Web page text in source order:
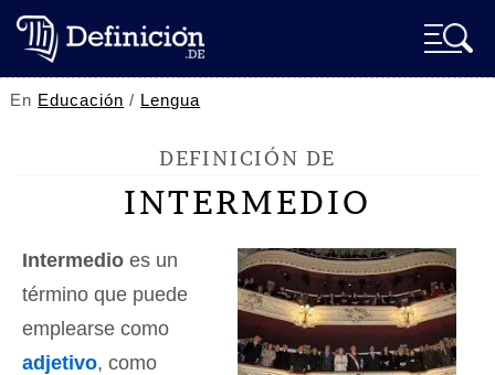
En Educación / Lengua
DEFINICIÓN DE
INTERMEDIO
Intermedio es un
término que puede
emplearse como
adjetivo, como